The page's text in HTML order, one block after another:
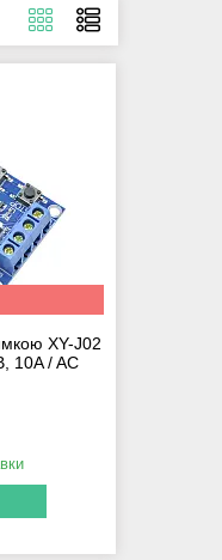
XY-J02
10A / AC